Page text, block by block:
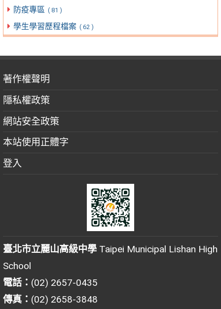
防疫專區 ( 81 )
學生學習歷程檔案 ( 62 )
著作權聲明
隱私權政策
網站安全政策
本站使用正體字
登入
臺北市立麗山高級中學 Taipei Municipal Lishan High
School
電話： (02) 2657-0435
傳真： (02) 2658-3848